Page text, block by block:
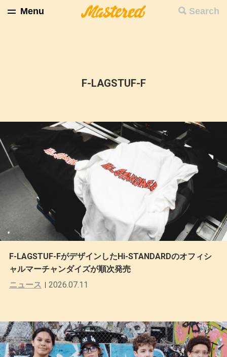
Search
Menu
F-LAGSTUF-F
F-LAGSTUF-FがデザインしたHi-STANDARDのオフィシ
ャルマーチャンダイズが順次発売
ニュース
2026.07.11